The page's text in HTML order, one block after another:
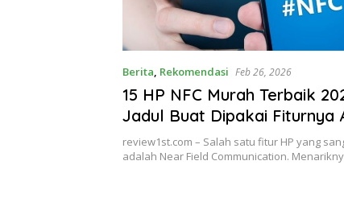
Berita, Rekomendasi Feb 26, 2026
15 HP NFC Murah Terbaik
Jadul Buat Dipakai Fiturnya
review1st.com – Salah satu fitur HP yang
adalah Near Field Communication.